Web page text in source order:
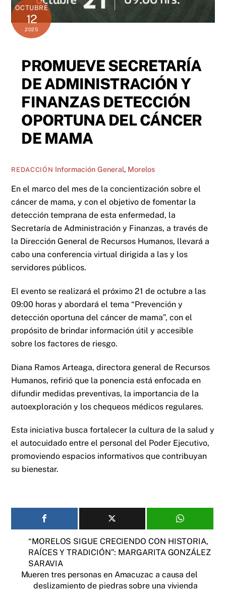
OCTUBRE
12
2025
PROMUEVE SECRETARÍA
DE ADMINISTRACIÓN Y
FINANZAS DETECCIÓN
OPORTUNA DEL CÁNCER
DE MAMA
REDACCIÓN Información General, Morelos
En el marco del mes de la concientización sobre el
cáncer de mama, y con el objetivo de fomentar la
detección temprana de esta enfermedad, la
Secretaría de Administración y Finanzas, a través de
la Dirección General de Recursos Humanos, llevará a
cabo una conferencia virtual dirigida a las y los
servidores públicos.
El evento se realizará el próximo 21 de octubre a las
09:00 horas y abordará el tema “Prevención y
detección oportuna del cáncer de mama”, con el
propósito de brindar información útil y accesible
sobre los factores de riesgo.
Diana Ramos Arteaga, directora general de Recursos
Humanos, refirió que la ponencia está enfocada en
difundir medidas preventivas, la importancia de la
autoexploración y los chequeos médicos regulares.
Esta iniciativa busca fortalecer la cultura de la salud y
el autocuidado entre el personal del Poder Ejecutivo,
promoviendo espacios informativos que contribuyan
su bienestar.
“MORELOS SIGUE CRECIENDO CON HISTORIA,
RAÍCES Y TRADICIÓN”: MARGARITA GONZÁLEZ
SARAVIA
Mueren tres personas en Amacuzac a causa del
deslizamiento de piedras sobre una vivienda